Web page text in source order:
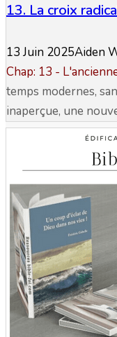
13. La croix
13 Juin 2025Aiden
Chap: 13 -
temps modernes,
inaperçue, une